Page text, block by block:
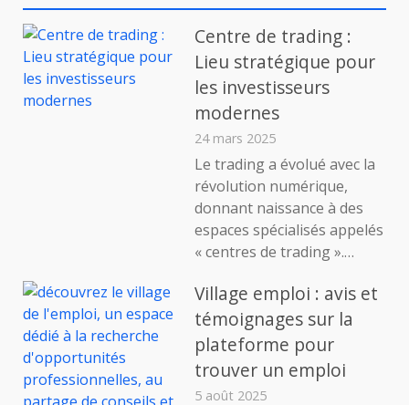
voix
authentique
depuis
Neufchâteau
dans
les
Vosges
Centre de trading :
Lieu stratégique pour
les investisseurs
modernes
24 mars 2025
Le trading a évolué avec la
révolution numérique,
donnant naissance à des
espaces spécialisés appelés
« centres de trading ».…
Village emploi : avis et
témoignages sur la
plateforme pour
trouver un emploi
5 août 2025